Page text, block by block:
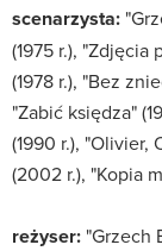
scenarzysta:
(1975 r.), "Zdjęcia
(1978 r.), "Bez
"Zabić księdza"
(1990 r.), "Olivier,
(2002 r.), "Kopia
reżyser: "Grzech